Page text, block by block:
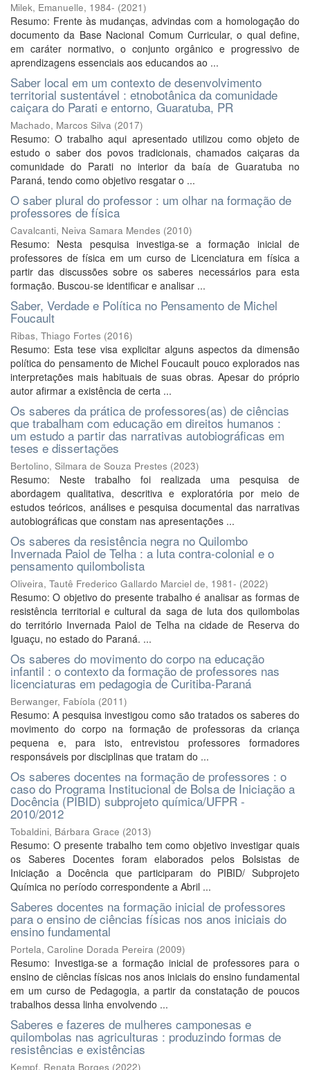
Milek, Emanuelle, 1984- (2021)
Resumo: Frente às mudanças, advindas com a homologação do
documento da Base Nacional Comum Curricular, o qual define,
em caráter normativo, o conjunto orgânico e progressivo de
aprendizagens essenciais aos educandos ao ...
Saber local em um contexto de desenvolvimento
territorial sustentável : etnobotânica da comunidade
caiçara do Parati e entorno, Guaratuba, PR
Machado, Marcos Silva (2017)
Resumo: O trabalho aqui apresentado utilizou como objeto de
estudo o saber dos povos tradicionais, chamados caiçaras da
comunidade do Parati no interior da baía de Guaratuba no
Paraná, tendo como objetivo resgatar o ...
O saber plural do professor : um olhar na formação de
professores de física
Cavalcanti, Neiva Samara Mendes (2010)
Resumo: Nesta pesquisa investiga-se a formação inicial de
professores de física em um curso de Licenciatura em física a
partir das discussões sobre os saberes necessários para esta
formação. Buscou-se identificar e analisar ...
Saber, Verdade e Política no Pensamento de Michel
Foucault
Ribas, Thiago Fortes (2016)
Resumo: Esta tese visa explicitar alguns aspectos da dimensão
política do pensamento de Michel Foucault pouco explorados nas
interpretações mais habituais de suas obras. Apesar do próprio
autor afirmar a existência de certa ...
Os saberes da prática de professores(as) de ciências
que trabalham com educação em direitos humanos :
um estudo a partir das narrativas autobiográficas em
teses e dissertações
Bertolino, Silmara de Souza Prestes (2023)
Resumo: Neste trabalho foi realizada uma pesquisa de
abordagem qualitativa, descritiva e exploratória por meio de
estudos teóricos, análises e pesquisa documental das narrativas
autobiográficas que constam nas apresentações ...
Os saberes da resistência negra no Quilombo
Invernada Paiol de Telha : a luta contra-colonial e o
pensamento quilombolista
Oliveira, Tautê Frederico Gallardo Marciel de, 1981- (2022)
Resumo: O objetivo do presente trabalho é analisar as formas de
resistência territorial e cultural da saga de luta dos quilombolas
do território Invernada Paiol de Telha na cidade de Reserva do
Iguaçu, no estado do Paraná. ...
Os saberes do movimento do corpo na educação
infantil : o contexto da formação de professores nas
licenciaturas em pedagogia de Curitiba-Paraná
Berwanger, Fabíola (2011)
Resumo: A pesquisa investigou como são tratados os saberes do
movimento do corpo na formação de professoras da criança
pequena e, para isto, entrevistou professores formadores
responsáveis por disciplinas que tratam do ...
Os saberes docentes na formação de professores : o
caso do Programa Institucional de Bolsa de Iniciação a
Docência (PIBID) subprojeto química/UFPR -
2010/2012
Tobaldini, Bárbara Grace (2013)
Resumo: O presente trabalho tem como objetivo investigar quais
os Saberes Docentes foram elaborados pelos Bolsistas de
Iniciação a Docência que participaram do PIBID/ Subprojeto
Química no período correspondente a Abril ...
Saberes docentes na formação inicial de professores
para o ensino de ciências físicas nos anos iniciais do
ensino fundamental
Portela, Caroline Dorada Pereira (2009)
Resumo: Investiga-se a formação inicial de professores para o
ensino de ciências físicas nos anos iniciais do ensino fundamental
em um curso de Pedagogia, a partir da constatação de poucos
trabalhos dessa linha envolvendo ...
Saberes e fazeres de mulheres camponesas e
quilombolas nas agriculturas : produzindo formas de
resistências e existências
Kempf, Renata Borges (2022)